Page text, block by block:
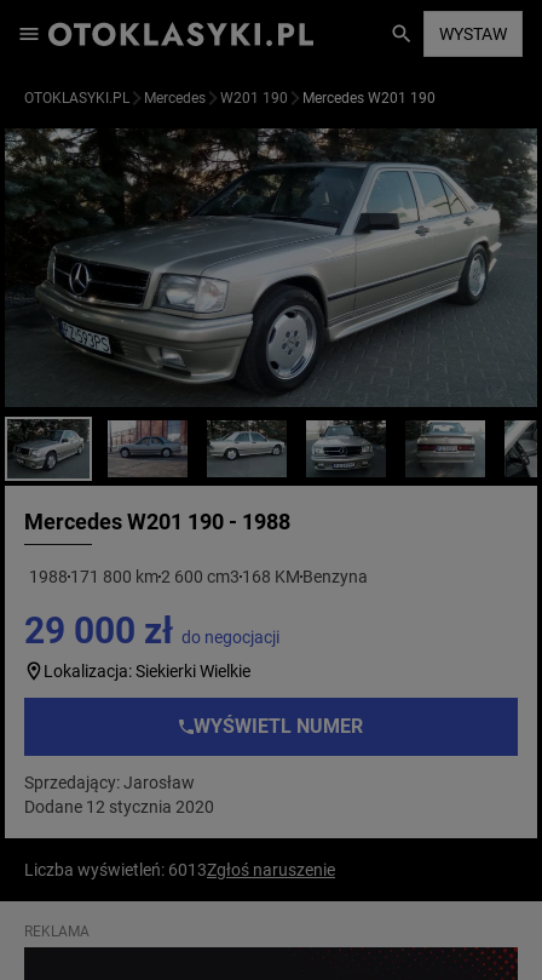
WYSTAW
OTOKLASYKI.PL Mercedes W201 190 Mercedes W201 190
Mercedes W201 190 - 1988
1988 171 800 km2 600 cm3 168 KM Benzyna
29 000 zł do negocjacji
Lokalizacja: Siekierki Wielkie
WYŚWIETL NUMER
Sprzedający: Jarosław
Dodane 12 stycznia 2020
Liczba wyświetleń: 6013Zgłoś naruszenie
REKLAMA